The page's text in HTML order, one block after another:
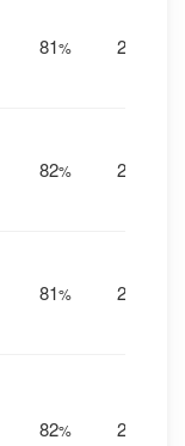
81% 27
82% 27
81% 28
82% 29